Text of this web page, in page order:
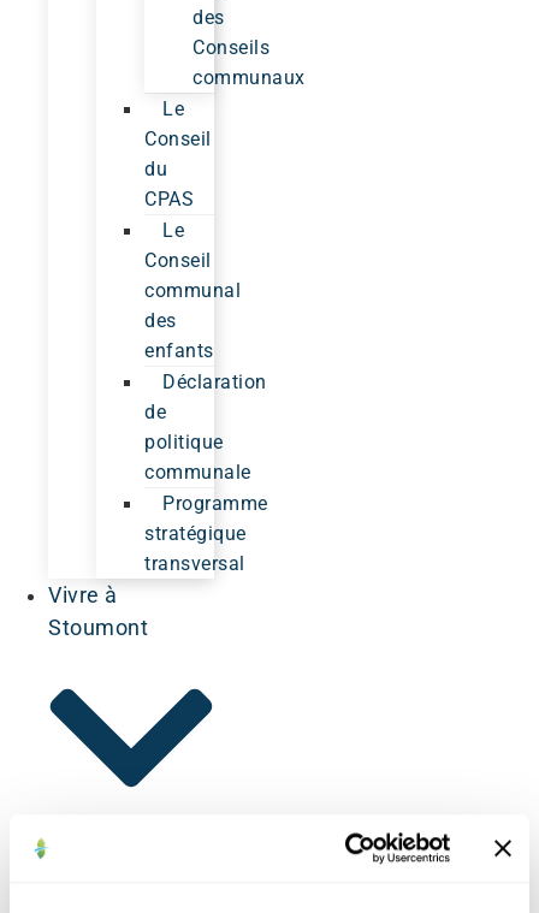
des
Conseils
communaux
Le
Conseil
du
CPAS
Le
Conseil
communal
des
enfants
Déclaration
de
politique
communale
Programme
stratégique
transversal
Vivre à
Stoumont